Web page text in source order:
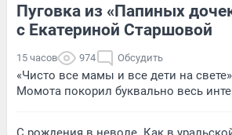
Пуговка из «Папиных
с Екатериной Старшовой
15 часов 974 Обсудить
«Чисто все мамы и все дети на
Момота покорил буквально весь